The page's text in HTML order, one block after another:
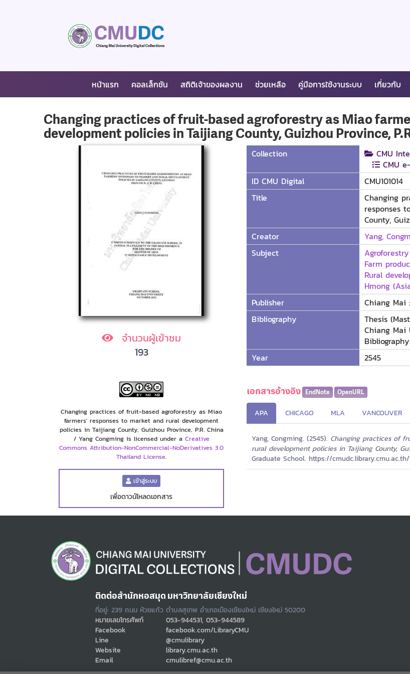
หน้าแรก คอลเล็กชัน สถิติเจ้าของผลงาน ช่วยเหลือ คู่มือการใช้งานระบบ เกี่ยวกับ
Changing practices of fruit-based agroforestry as Miao
development policies in Taijiang County, Guizhou Province,
จำนวนผู้เข้าชม
193
Changing practices of fruit-based agroforestry as Miao
farmers' responses to market and rural development
policies in Taijiang County, Guizhou Province, P.R. China
/ Yang Congming is licensed under a Creative
Commons Attribution-NonCommercial-NoDerivatives 3.0
Thailand License.
เข้าสู่ระบบ
เพื่อดาวน์โหลดเอกสาร
Collection
CMU
CMU
ID CMU Digital
CMU101014
Title
Changing
responses
County,
Creator
Yang,
Subject
Farm
Rural
Hmong
Publisher
Chiang Mai
Bibliography
Thesis
Chiang Mai
Year
2545
เอกสารอ้างอิง EndNote OpenURL
APA CHICAGO MLA VANCOUVER
Yang, Congming. (2545). Changing practices of
rural development policies in Taijiang County,
Graduate School. https://
ติดต่อสำนักหอสมุด มหาวิทยาลัยเชียงใหม่
ที่อยู่: 239 ถนน ห้วยแก้ว ตำบลสุเทพ อำเภอเมืองเชียงใหม่ เชียงใหม่ 50200
หมายเลขโทรศัพท์ 053-944531, 053-944589
Facebook
facebook.com/LibraryCMU
Line
@cmulibrary
Website
library.cmu.ac.th
Email
cmulibref@cmu.ac.th